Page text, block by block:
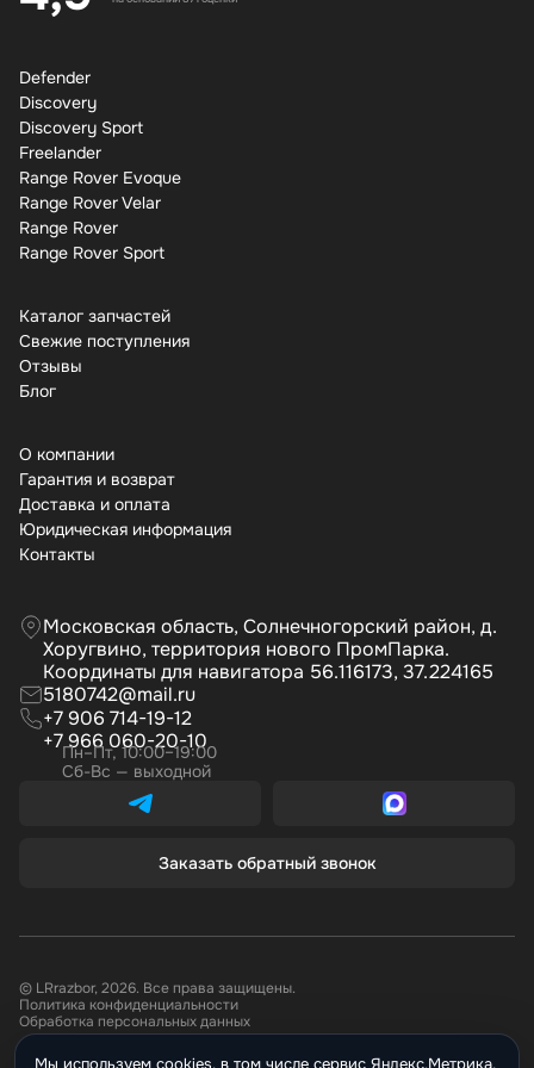
Defender
Discovery
Discovery Sport
Freelander
Range Rover Evoque
Range Rover Velar
Range Rover
Range Rover Sport
Каталог запчастей
Свежие поступления
Отзывы
Бло
О компании
Гарантия и возврат
Доставка и оплата
Юридическая информация
Контакты
Московская область, Солнечногорский район, д.
Хоругвино, территория нового ПромПарка.
Координаты для навигатора 56.116173, 37.224165
5180742@mail.ru
+7 906 714-19-12
+7 966 060-20-10
Пн–Пт, 10:00–19:00
Сб-Вс — выходной
Заказать обратный звонок
© LRrazbor, 2026. Все права защищены.
Политика конфиденциальности
Обработка персональных данных
Мы используем cookies, в том числе сервис Яндекс.Метрика,